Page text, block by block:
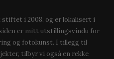
i 2008, og er lokalisert i
er mitt utstillingsvindu for
og fotokunst. I tillegg til
tilbyr vi også en rekke